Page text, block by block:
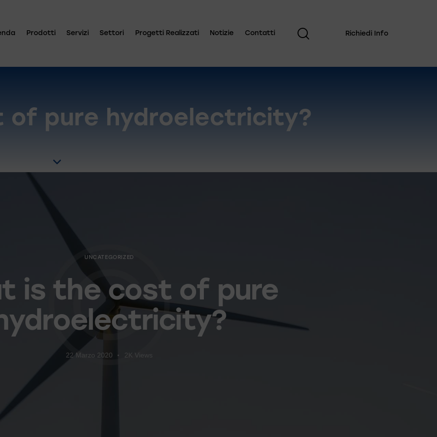
Prodotti Servizi Settori Progetti Realizzati Notizie Contatti Richiedi Info
of pure hydroelectricity?
UNCATEGORIZED
is the cost of pure
22 Marzo 2020 2K Views